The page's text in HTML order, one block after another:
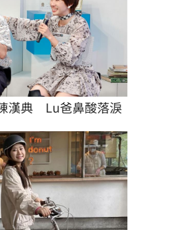
漢典　Lu爸鼻酸落淚